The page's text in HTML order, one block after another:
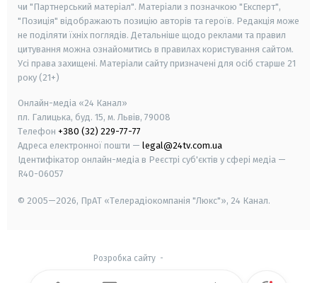
чи "Партнерський матеріал". Матеріали з позначкою "Експерт",
"Позиція" відображають позицію авторів та героїв. Редакція може
не поділяти їхніх поглядів. Детальніше щодо реклами та правил
цитування можна ознайомитись в правилах користування сайтом.
Усі права захищені. Матеріали сайту призначені для осіб старше 21
року (21+)
Онлайн-медіа «24 Канал»
пл. Галицька, буд. 15, м. Львів, 79008
Телефон +380 (32) 229-77-77
Адреса електронної пошти — legal@24tv.com.ua
Ідентифікатор онлайн-медіа в Реєстрі суб'єктів у сфері медіа —
R40-06057
© 2005—2026, ПрАТ «Телерадіокомпанія "Люкс"», 24 Канал.
Розробка сайту-